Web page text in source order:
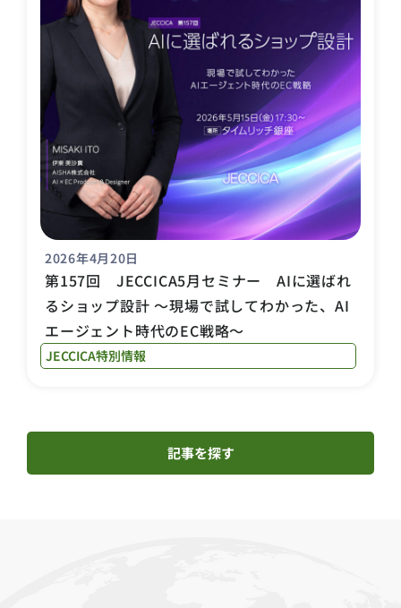
2026年4月20日
第157回 JECCICA5月セミナー AIに選ばれ
るショップ設計 ～現場で試してわかった、AI
エージェント時代のEC戦略～
JECCICA特別情報
記事を探す